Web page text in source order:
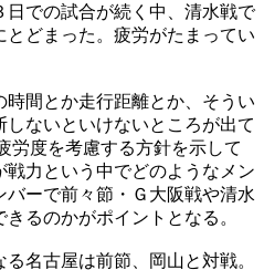
での試合が続く中、清水戦で
どまった。疲労がたまってい
間とか走行距離とか、そうい
ないといけないところが出て
労度を考慮する方針を示して
力という中でどのようなメン
ーで前々節・Ｇ大阪戦や清水
るのかがポイントとなる。
名古屋は前節、岡山と対戦。